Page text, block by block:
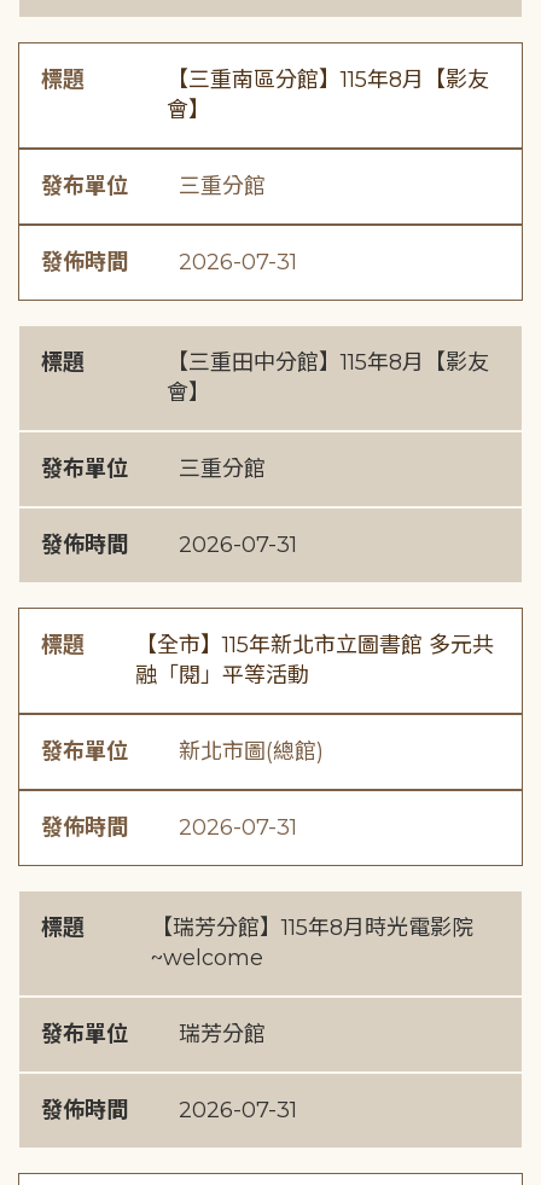
標題
【三重南區分館】115年8月【影友
會】
發布單位 三重分館
發佈時間 2026-07-31
標題
【三重田中分館】115年8月【影友
會】
發布單位 三重分館
發佈時間 2026-07-31
標題
【全市】115年新北市立圖書館 多元共
融「閱」平等活動
發布單位 新北市圖(總館)
發佈時間 2026-07-31
標題
【瑞芳分館】115年8月時光電影院
~welcome
發布單位 瑞芳分館
發佈時間 2026-07-31